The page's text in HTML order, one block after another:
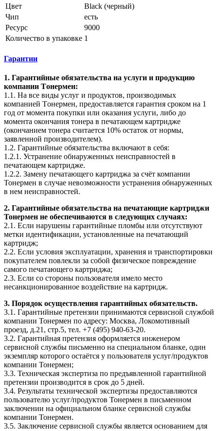
Цвет
Black (черный)
Чип
есть
Ресурс
9000
Количество в упаковке 1
Гарантии
1. Гарантийные обязательства на услуги и продукцию
компании Tонермен:
1.1. На все виды услуг и продуктов, производимых
компанией Tонермен, предоставляется гарантия сроком на 1
год от момента покупки или оказания услуги, либо до
момента окончания тонера в печатающем картридже
(окончанием тонера считается 10% остаток от нормы,
заявленной производителем).
1.2. Гарантийные обязательства включают в себя:
1.2.1. Устранение обнаруженных неисправностей в
печатающем картридже.
1.2.2. Замену печатающего картриджа за счёт компании
Тонермен в случае невозможности устранения обнаруженных
в нем неисправностей.
2. Гарантийные обязательства на печатающие картриджи
Тонермен не обеспечиваются в следующих случаях:
2.1. Если нарушены гарантийные пломбы или отсутствуют
метки идентификации, установленные на печатающий
картридж;
2.2. Если условия эксплуатации, хранения и транспортировки
покупателем повлекли за собой физическое повреждение
самого печатающего картриджа;
2.3. Если со стороны пользователя имело место
несанкционированное воздействие на картридж.
3. Порядок осуществления гарантийных обязательств.
3.1. Гарантийные претензии принимаются сервисной службой
компании Тонермен по адресу: Москва, Локомотивный
проезд, д.21, стр.5, тел. +7 (495) 940-63-20.
3.2. Гарантийная претензия оформляется инженером
сервисной службы письменно на специальном бланке, один
экземпляр которого остаётся у пользователя услуг/продуктов
компании Тонермен;
3.3. Техническая экспертиза по предъявленной гарантийной
претензии производится в срок до 5 дней.
3.4. Результаты технической экспертизы предоставляются
пользователю услуг/продуктов Тонермен в письменном
заключении на официальном бланке сервисной службы
компании Тонермен.
3.5. Заключение сервисной службы является основанием для